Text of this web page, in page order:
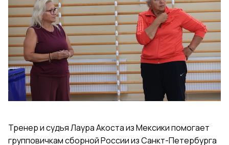
Тренер и судья Лаура Акоста из Мексики помогает
групповичкам сборной России из Санкт-Петербурга